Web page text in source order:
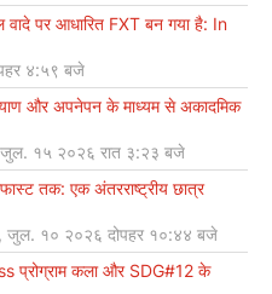
पर आधारित FXT बन गया है: In
४:५९ बजे
और अपनेपन के माध्यम से अकादमिक
जुल. १५ २०२६ रात ३:२३ बजे
तक: एक अंतरराष्ट्रीय छात्र
जुल. १० २०२६ दोपहर १०:४४ बजे
प्रोग्राम कला और SDG#12 के